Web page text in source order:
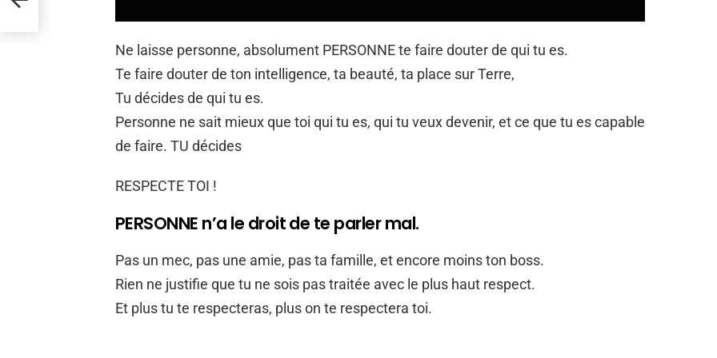
Ne laisse personne, absolument PERSONNE te faire douter de qui tu es.
Te faire douter de ton intelligence, ta beauté, ta place sur Terre,
Tu décides de qui tu es.
Personne ne sait mieux que toi qui tu es, qui tu veux devenir, et ce que tu es capable
de faire. TU décides
RESPECTE TOI !
PERSONNE n’a le droit de te parler mal.
Pas un mec, pas une amie, pas ta famille, et encore moins ton boss.
Rien ne justifie que tu ne sois pas traitée avec le plus haut respect.
Et plus tu te respecteras, plus on te respectera toi.